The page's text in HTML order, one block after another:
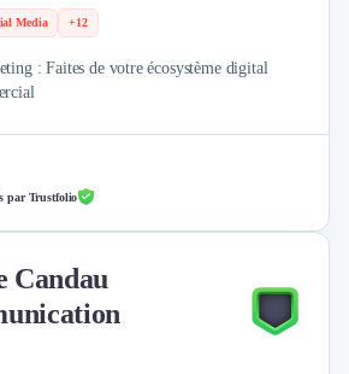
Media +12
: Faites de votre écosystème digital
par Trustfolio
Candau